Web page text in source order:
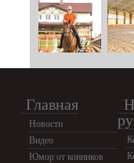
Главная
Новости
Видео
Юмор от конников